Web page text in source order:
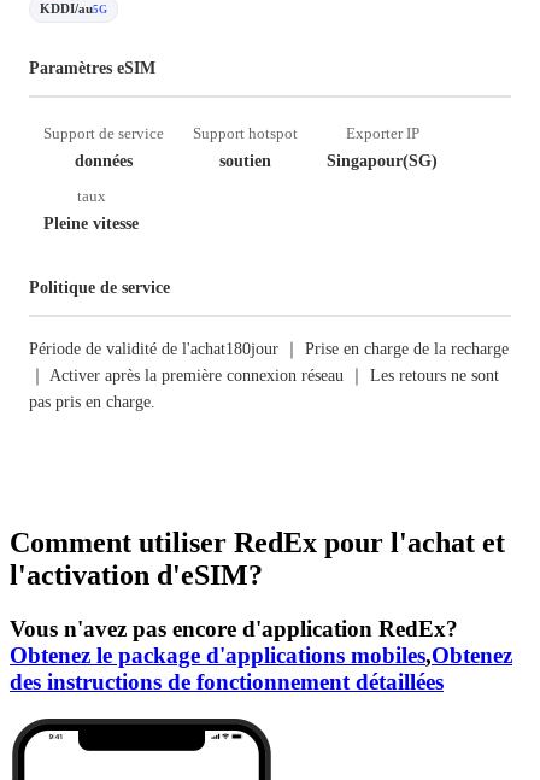
KDDI/au5G
Paramètres eSIM
Support de service
données
Support hotspot
soutien
Exporter IP
Singapour(SG)
taux
Pleine vitesse
Politique de service
Période de validité de l'achat180jour ｜ Prise en charge de la recharge
｜ Activer après la première connexion réseau ｜ Les retours ne sont
pas pris en charge.
Comment utiliser RedEx pour l'achat et
l'activation d'eSIM?
Vous n'avez pas encore d'application RedEx?
Obtenez le package d'applications mobiles,Obtenez
des instructions de fonctionnement détaillées